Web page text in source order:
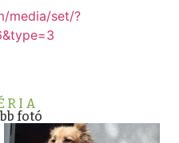
media/set/?
fotó